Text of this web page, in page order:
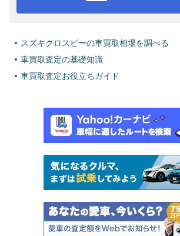
スズキクロスビーの車買取相場を調べる
車買取査定の基礎知識
車買取査定お役立ちガイド